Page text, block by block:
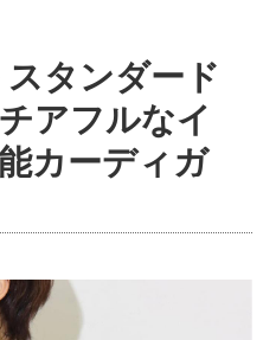
スタンダード
アフルなイ
カーディガ